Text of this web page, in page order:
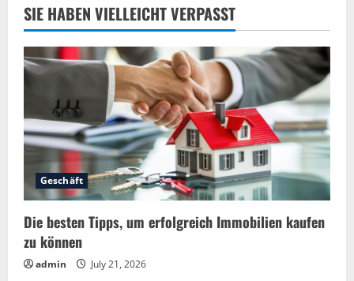
SIE HABEN VIELLEICHT VERPASST
Geschäft
Die besten Tipps, um erfolgreich Immobilien kaufen
zu können
admin July 21, 2026